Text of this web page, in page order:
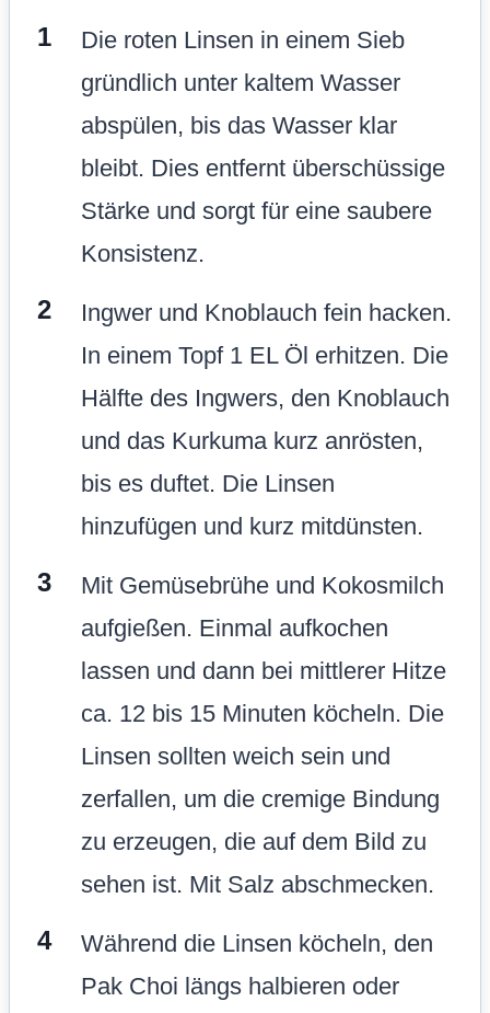
Die roten Linsen in einem Sieb
gründlich unter kaltem Wasser
abspülen, bis das Wasser klar
bleibt. Dies entfernt überschüssige
Stärke und sorgt für eine saubere
Konsistenz.
Ingwer und Knoblauch fein hacken.
In einem Topf 1 EL Öl erhitzen. Die
Hälfte des Ingwers, den Knoblauch
und das Kurkuma kurz anrösten,
bis es duftet. Die Linsen
hinzufügen und kurz mitdünsten.
Mit Gemüsebrühe und Kokosmilch
aufgießen. Einmal aufkochen
lassen und dann bei mittlerer Hitze
ca. 12 bis 15 Minuten köcheln. Die
Linsen sollten weich sein und
zerfallen, um die cremige Bindung
zu erzeugen, die auf dem Bild zu
sehen ist. Mit Salz abschmecken.
Während die Linsen köcheln, den
Pak Choi längs halbieren oder